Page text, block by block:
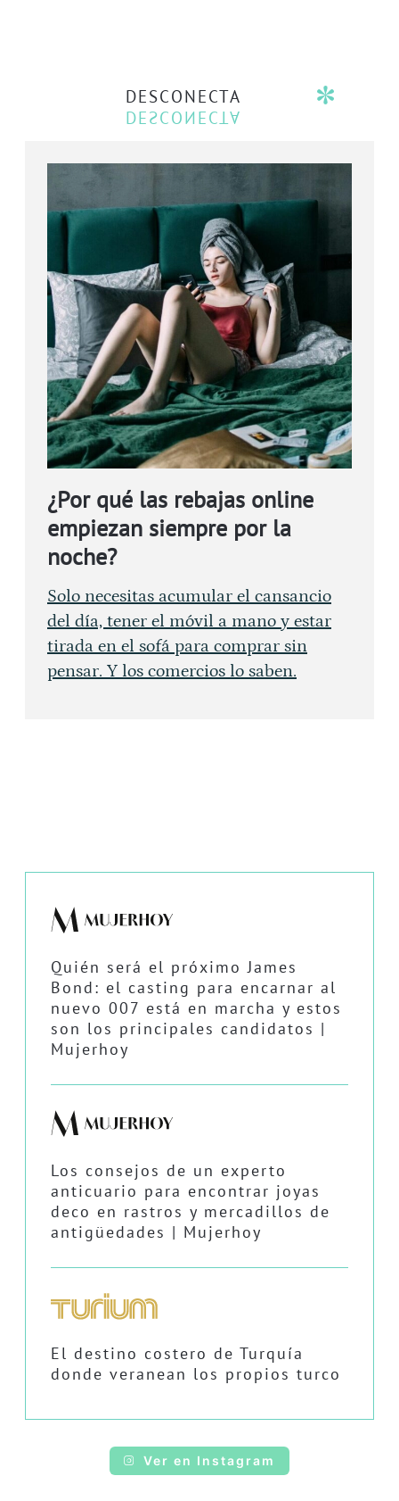
DESCONECTA
¿Por qué las rebajas online
empiezan siempre por la
noche?
Solo necesitas acumular el cansancio
del día, tener el móvil a mano y estar
tirada en el sofá para comprar sin
pensar. Y los comercios lo saben.
Quién será el próximo James
Bond: el casting para encarnar al
nuevo 007 está en marcha y estos
son los principales candidatos |
Mujerhoy
Los consejos de un experto
anticuario para encontrar joyas
deco en rastros y mercadillos de
antigüedades | Mujerhoy
El destino costero de Turquía
donde veranean los propios turco
Ver en Instagram